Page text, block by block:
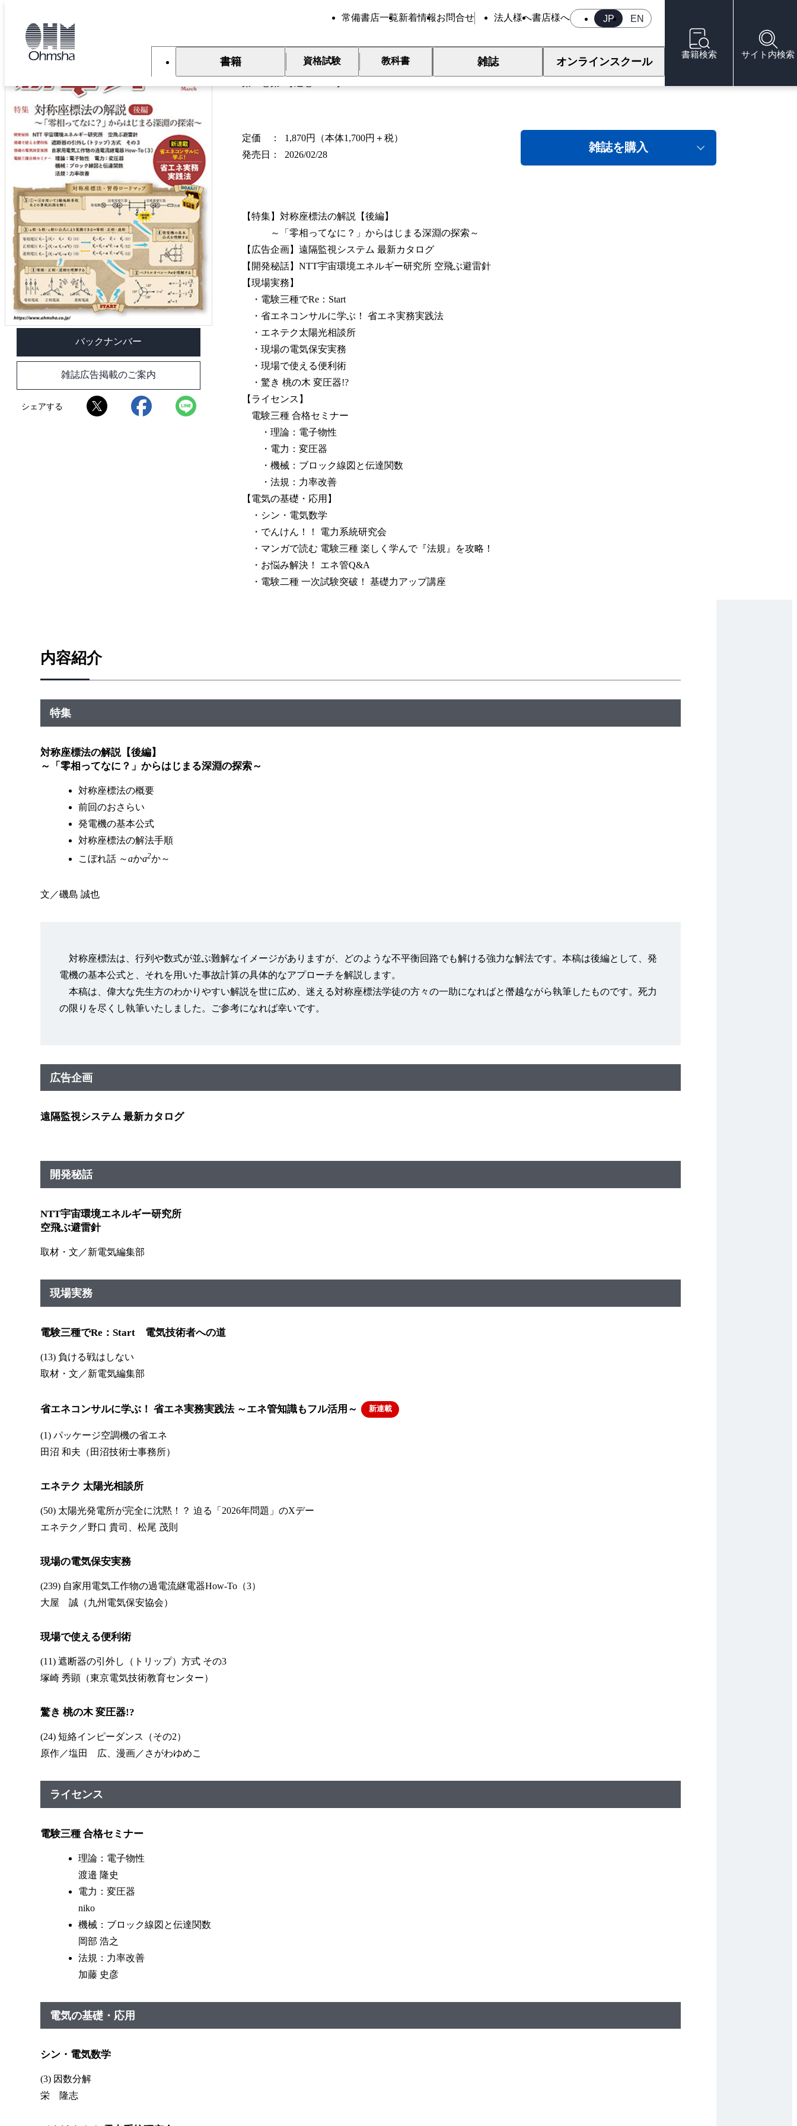
JP EN
常備書店一覧新着情報お問合せ 法人様へ書店様へ
書籍 資格試験 教科書 雑誌 オンラインスクール
書籍検索 サイト内検索
新電気 2026年3月号
バックナンバー
雑誌広告掲載のご案内
シェアする
定価
1,870円（本体1,700円＋税）
発売日
2026/02/28
雑誌を購入
【特集】対称座標法の解説【後編】
～「零相ってなに？」からはじまる深淵の探索～
【広告企画】遠隔監視システム 最新カタログ
【開発秘話】NTT宇宙環境エネルギー研究所 空飛ぶ避雷針
【現場実務】
・電験三種でRe：Start
・省エネコンサルに学ぶ！ 省エネ実務実践法
・エネテク太陽光相談所
・現場の電気保安実務
・現場で使える便利術
・驚き 桃の木 変圧器!?
【ライセンス】
電験三種 合格セミナー
・理論：電子物性
・電力：変圧器
・機械：ブロック線図と伝達関数
・法規：力率改善
【電気の基礎・応用】
・シン・電気数学
・でんけん！！ 電力系統研究会
・マンガで読む 電験三種 楽しく学んで『法規』を攻略！
・お悩み解決！ エネ管Q&A
・電験二種 一次試験突破！ 基礎力アップ講座
内容紹介
特集
対称座標法の解説【後編】
～「零相ってなに？」からはじまる深淵の探索～
対称座標法の概要
前回のおさらい
発電機の基本公式
対称座標法の解法手順
こぼれ話 ～aかa2か～
文／磯島 誠也
対称座標法は、行列や数式が並ぶ難解なイメージがありますが、どのような不平衡回路でも解ける強力な解法です。本稿は後編として、発
電機の基本公式と、それを用いた事故計算の具体的なアプローチを解説します。
本稿は、偉大な先生方のわかりやすい解説を世に広め、迷える対称座標法学徒の方々の一助になればと僭越ながら執筆したものです。死力
の限りを尽くし執筆いたしました。ご参考になれば幸いです。
広告企画
遠隔監視システム 最新カタログ
開発秘話
NTT宇宙環境エネルギー研究所
空飛ぶ避雷針
取材・文／新電気編集部
現場実務
電験三種でRe：Start 電気技術者への道
(13) 負ける戦はしない
取材・文／新電気編集部
省エネコンサルに学ぶ！ 省エネ実務実践法 ～エネ管知識もフル活用～ 新連載
(1) パッケージ空調機の省エネ
田沼 和夫（田沼技術士事務所）
エネテク 太陽光相談所
(50) 太陽光発電所が完全に沈黙！？ 迫る「2026年問題」のXデー
エネテク／野口 貴司、松尾 茂則
現場の電気保安実務
(239) 自家用電気工作物の過電流継電器How-To（3）
大屋 誠（九州電気保安協会）
現場で使える便利術
(11) 遮断器の引外し（トリップ）方式 その3
塚崎 秀顕（東京電気技術教育センター）
驚き 桃の木 変圧器!?
(24) 短絡インピーダンス（その2）
原作／塩田 広、漫画／さがわゆめこ
ライセンス
電験三種 合格セミナー
理論：電子物性
渡邉 隆史
電力：変圧器
niko
機械：ブロック線図と伝達関数
岡部 浩之
法規：力率改善
加藤 史彦
電気の基礎・応用
シン・電気数学
(3) 因数分解
栄 隆志